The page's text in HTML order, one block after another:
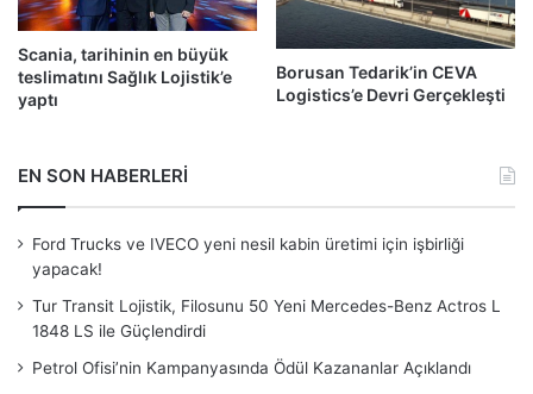
Scania, tarihinin en büyük
teslimatını Sağlık Lojistik’e
yaptı
Borusan Tedarik’in CEVA
Logistics’e Devri Gerçekleşti
EN SON HABERLERİ
Ford Trucks ve IVECO yeni nesil kabin üretimi için işbirliği
yapacak!
Tur Transit Lojistik, Filosunu 50 Yeni Mercedes-Benz Actros L
1848 LS ile Güçlendirdi
Petrol Ofisi’nin Kampanyasında Ödül Kazananlar Açıklandı